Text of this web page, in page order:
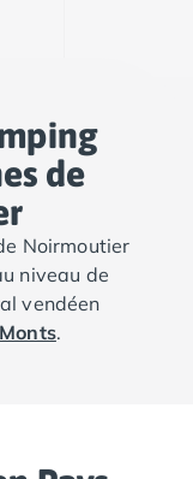
de
Noirmoutier
niveau de
vendéen
.